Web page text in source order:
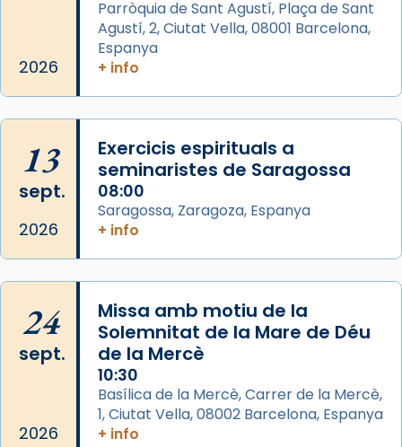
missa d’acció de gràcies en agraïment al
comitè organitzador de la visita apostòlica
del Sant Pare Lleó XIV a Barcelona, i als
L’arquebisbe de Barcelona, el cardenal Joan
Josep Omella, ha presidit la missa i l’ha
concelebrat el bisbe auxiliar de Barcelona,
Mons. David Abadías.
📸 Dr. G. Simón
Arquebisbat de Barcelona
2 weeks ago
Memòria de les santes Juliana i
Semproniana, verges i màrtirs.
Acompanyant la història de sant Cugat, a
2026
Parròquia de Sant Agustí, Plaça de Sant
Agustí, 2, Ciutat Vella, 08001 Barcelona,
Espanya
+ info
13
sept.
2026
Exercicis espirituals a
seminaristes de Saragossa
08:00
Saragossa, Zaragoza, Espanya
+ info
24
sept.
2026
Missa amb motiu de la
Solemnitat de la Mare de Déu
de la Mercè
10:30
Basílica de la Mercè, Carrer de la Mercè,
1, Ciutat Vella, 08002 Barcelona, Espanya
+ info